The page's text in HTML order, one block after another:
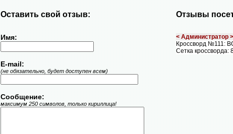
Оставить свой отзыв: Отзывы
Имя:
E-mail:
(не обязательно, будет доступен всем)
Сообщение:
максимум 250 символов, только кириллица!
< Администратор >
Кроссворд №111:
Сетка кроссворда: